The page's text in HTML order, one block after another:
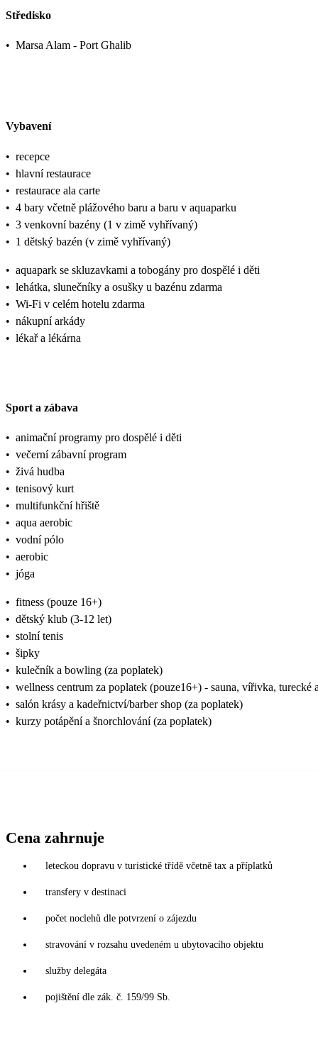
Středisko
• Marsa Alam - Port Ghalib
Vybavení
• recepce
• hlavní restaurace
• restaurace ala carte
• 4 bary včetně plážového baru a baru v aquaparku
• 3 venkovní bazény (1 v zimě vyhřívaný)
• 1 dětský bazén (v zimě vyhřívaný)
• aquapark se skluzavkami a tobogány pro dospělé i děti
• lehátka, slunečníky a osušky u bazénu zdarma
• Wi-Fi v celém hotelu zdarma
• nákupní arkády
• lékař a lékárna
Sport a zábava
• animační programy pro dospělé i děti
• večerní zábavní program
• živá hudba
• tenisový kurt
• multifunkční hřiště
• aqua aerobic
• vodní pólo
• aerobic
• jóga
• fitness (pouze 16+)
• dětský klub (3-12 let)
• stolní tenis
• šipky
• kulečník a bowling (za poplatek)
• wellness centrum za poplatek (pouze16+) - sauna, vířivka, turecké
• salón krásy a kadeřnictví/barber shop (za poplatek)
• kurzy potápění a šnorchlování (za poplatek)
Cena zahrnuje
leteckou dopravu v turistické třídě včetně tax a příplatků
transfery v destinaci
počet noclehů dle potvrzení o zájezdu
stravování v rozsahu uvedeném u ubytovacího objektu
služby delegáta
pojištění dle zák. č. 159/99 Sb.